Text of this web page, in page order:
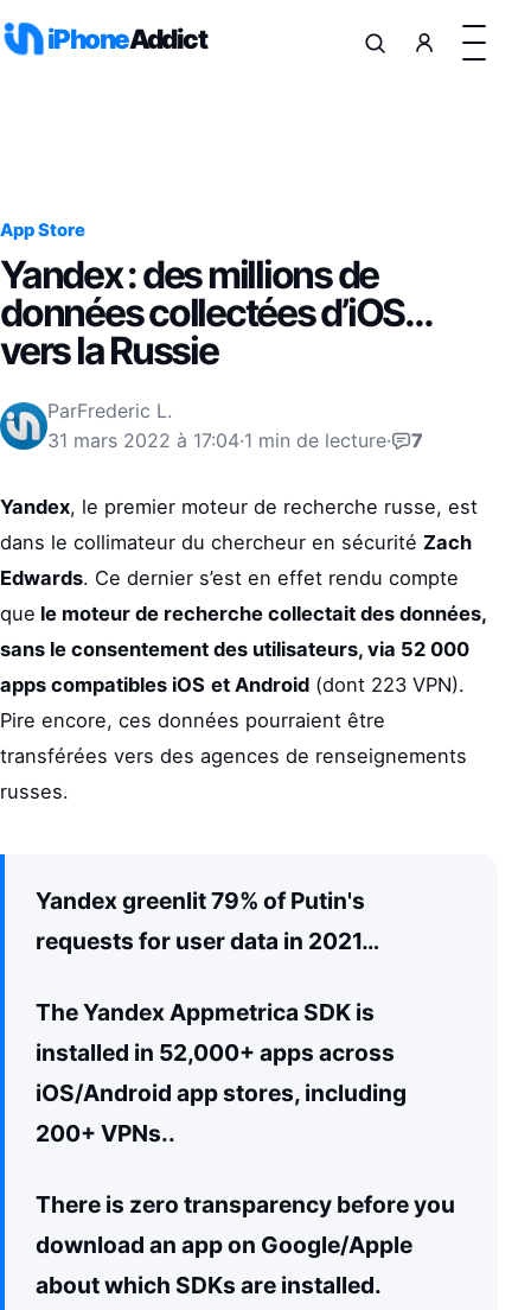
iPhoneAddict
App Store
Yandex : des millions de
données collectées d’iOS…
vers la Russie
ParFrederic L.
31 mars 2022 à 17:04·1 min de lecture· 7
Yandex, le premier moteur de recherche russe, est
dans le collimateur du chercheur en sécurité Zach
Edwards. Ce dernier s’est en effet rendu compte
que le moteur de recherche collectait des données,
sans le consentement des utilisateurs, via 52 000
apps compatibles iOS et Android (dont 223 VPN).
Pire encore, ces données pourraient être
transférées vers des agences de renseignements
russes.
Yandex greenlit 79% of Putin's
requests for user data in 2021…
The Yandex Appmetrica SDK is
installed in 52,000+ apps across
iOS/Android app stores, including
200+ VPNs..
There is zero transparency before you
download an app on Google/Apple
about which SDKs are installed.